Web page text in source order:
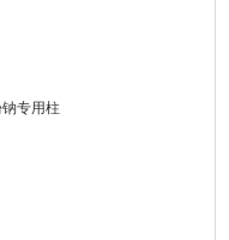
专用柱